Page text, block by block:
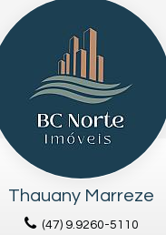
de área privativa
, este
espaço, localização
de alto padrão.
e muito bom
e extremamente
de alto padrão
e funcional
com acabamento
(incluir quantidade se
– se aplicável)
Thauany Marreze
(47) 9.9260-5110